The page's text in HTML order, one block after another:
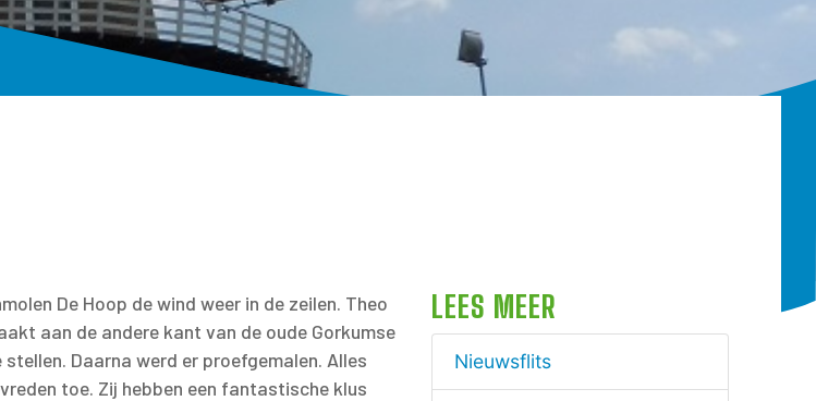
De Hoop de wind weer in de zeilen. Theo
aan de andere kant van de oude Gorkumse
Daarna werd er proefgemalen. Alles
toe. Zij hebben een fantastische klus
LEES MEER
Nieuwsflits